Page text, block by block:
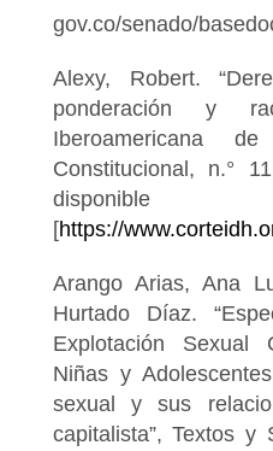
gov.co/senado/
Alexy, Robert.
ponderación y
Iberoamericana
Constitucional, n.°
[https://
Arango Arias, Ana
Hurtado Díaz.
Explotación Sexual
Niñas y
sexual y sus
capitalista”, Textos y